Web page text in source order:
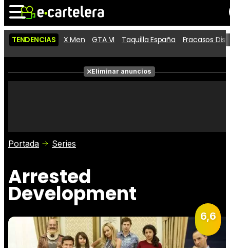
Noticias Cartelera
Películas
Críticas
TENDENCIAS X Men GTA VI Taquilla España Fracasos
Eliminar anuncios
Portada Series
Arrested
Development
6,6